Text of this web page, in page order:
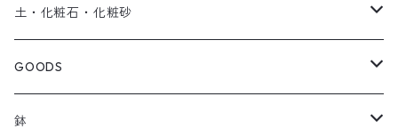
SEEDRIC Signature
SEEDRIC Heritage
SEEDRIC Scion
土・化粧石・化粧砂
アガベ用の土
化粧石・化粧砂
GOODS
ソイルスティック
鉢